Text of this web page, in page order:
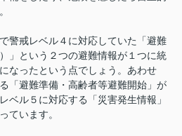
警戒レベル４に対応していた「避難
」という２つの避難情報が１つに統
なったという点でしょう。あわせ
「避難準備・高齢者等避難開始」が
ベル５に対応する「災害発生情報」
ています。